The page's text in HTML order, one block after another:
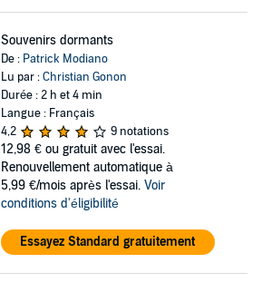
Souvenirs dormants
De : Patrick Modiano
Lu par :Christian Gonon
Durée : 2 h et 4 min
Langue : Français
4,2
9 notations
12,98 € ou gratuit avec l'essai.
Renouvellement automatique à
5,99 €/mois après l'essai. Voir
conditions d'éligibilité
Essayez Standard gratuitement